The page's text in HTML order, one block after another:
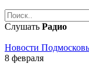
Слушать Радио
Новости
8 февраля